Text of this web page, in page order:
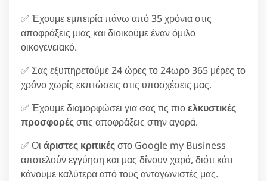
✅ Έχουμε εμπειρία πάνω από 35 χρόνια στις
αποφράξεις μιας και διοικούμε έναν όμιλο
οικογενειακό.
✅ Σας εξυπηρετούμε 24 ώρες το 24ωρο 365 μέρες το
χρόνο χωρίς εκπτώσεις στις υποσχέσεις μας.
✅ Έχουμε διαμορφώσει για σας τις πιοελκυστικές
προσφορέςστις αποφράξεις στην αγορά.
✅ Οι άριστες κριτικέςστο Google my Business
αποτελούν εγγύηση και μας δίνουν χαρά, διότι κάτι
κάνουμε καλύτερα από τους ανταγωνιστές μας.